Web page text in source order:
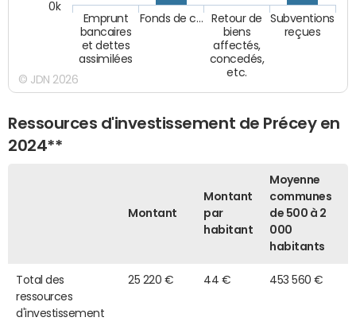
Emprunt
bancaires
et dettes
assimilées
Fonds de c…
Retour de
biens
affectés,
concedés,
etc.
Subventions
reçues
0k
© JDN 2026
Ressources d'investissement de Précey en
2024**
Montant
Montant
par
habitant
Moyenne
communes
de 500 à 2
000
habitants
Total des
ressources
d'investissement
25 220 € 44 € 453 560 €